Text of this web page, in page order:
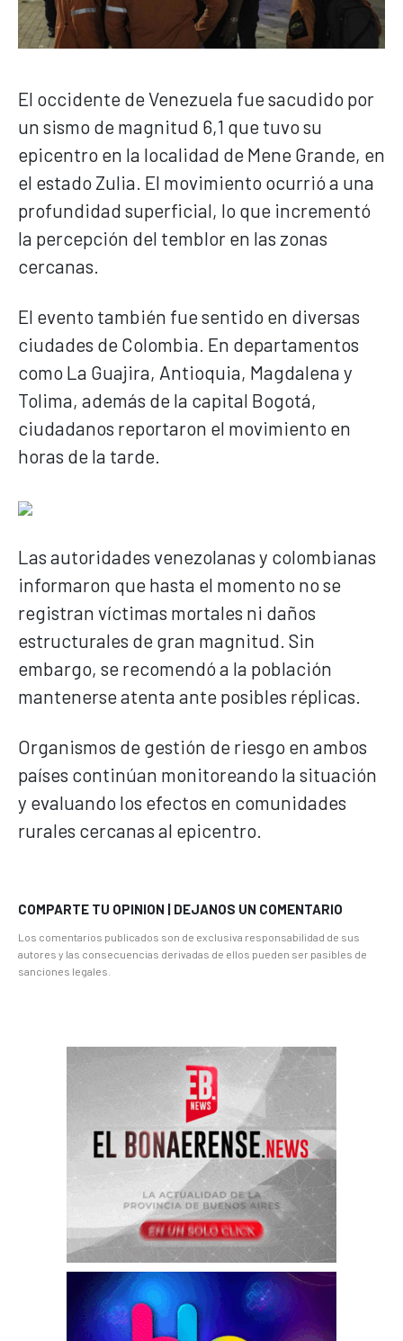
El occidente de Venezuela fue sacudido por
un sismo de magnitud 6,1 que tuvo su
epicentro en la localidad de Mene Grande, en
el estado Zulia. El movimiento ocurrió a una
profundidad superficial, lo que incrementó
la percepción del temblor en las zonas
cercanas.
El evento también fue sentido en diversas
ciudades de Colombia. En departamentos
como La Guajira, Antioquia, Magdalena y
Tolima, además de la capital Bogotá,
ciudadanos reportaron el movimiento en
horas de la tarde.
Las autoridades venezolanas y colombianas
informaron que hasta el momento no se
registran víctimas mortales ni daños
estructurales de gran magnitud. Sin
embargo, se recomendó a la población
mantenerse atenta ante posibles réplicas.
Organismos de gestión de riesgo en ambos
países continúan monitoreando la situación
y evaluando los efectos en comunidades
rurales cercanas al epicentro.
COMPARTE TU OPINION | DEJANOS UN COMENTARIO
Los comentarios publicados son de exclusiva responsabilidad de sus
autores y las consecuencias derivadas de ellos pueden ser pasibles de
sanciones legales.